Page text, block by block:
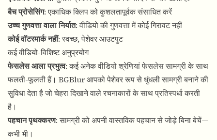
बैच प्रोसेसिंग: एकाधिक क्लिप को कुशलतापूर्वक संसाधित करें
उच्च गुणवत्ता वाला निर्यात: वीडियो की गुणवत्ता में कोई गिरावट नहीं
कोई वॉटरमार्क नहीं: स्वच्छ, पेशेवर आउटपुट
कई वीडियो-विशिष्ट अनुप्रयोग
फेसलेस आला प्रभुत्व: कई अनेक वीडियो श्रेणियां फेसलेस सामग्री के साथ
फलती-फूलती हैं। BGBlur आपको पेशेवर रूप से धुंधली सामग्री बनाने की
सुविधा देता है जो चेहरा दिखाने वाले रचनाकारों के साथ प्रतिस्पर्धा करती
है।
पहचान पृथक्करण: सामग्री को अपनी वास्तविक पहचान से जोड़े बिना बेचें—
कभी भी।